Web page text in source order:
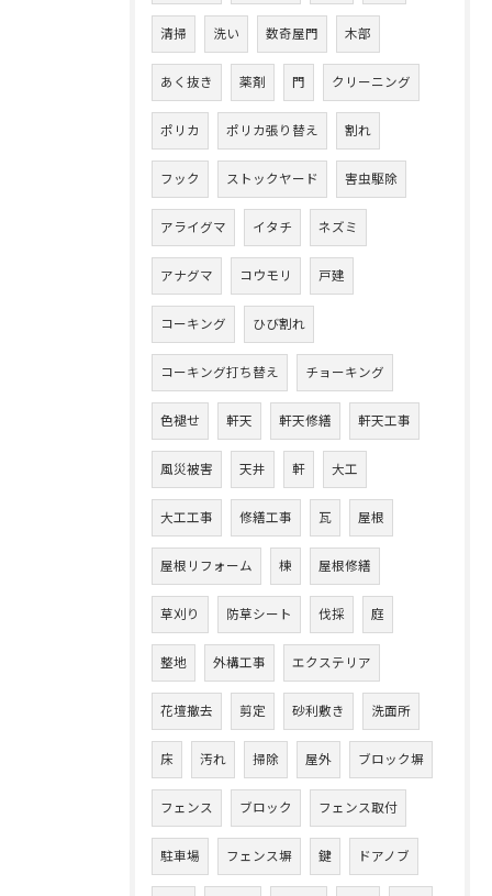
清掃 洗い 数奇屋門 木部
あく抜き 薬剤 門 クリーニング
ポリカ ポリカ張り替え 割れ
フック ストックヤード 害虫駆除
アライグマ イタチ ネズミ
アナグマ コウモリ 戸建
コーキング ひび割れ
コーキング打ち替え チョーキング
色褪せ 軒天 軒天修繕 軒天工事
風災被害 天井 軒 大工
大工工事 修繕工事 瓦 屋根
屋根リフォーム 棟 屋根修繕
草刈り 防草シート 伐採 庭
整地 外構工事 エクステリア
花壇撤去 剪定 砂利敷き 洗面所
床 汚れ 掃除 屋外 ブロック塀
フェンス ブロック フェンス取付
駐車場 フェンス塀 鍵 ドアノブ